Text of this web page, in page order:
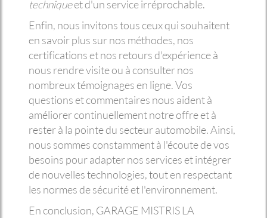
techniqueet d'un service irréprochable.
Enfin, nous invitons tous ceux qui souhaitent
en savoir plus sur nos méthodes, nos
certifications et nos retours d'expérience à
nous rendre visite ou à consulter nos
nombreux témoignages en ligne. Vos
questions et commentaires nous aident à
améliorer continuellement notre offre et à
rester à la pointe du secteur automobile. Ainsi,
nous sommes constamment à l'écoute de vos
besoins pour adapter nos services et intégrer
de nouvelles technologies, tout en respectant
les normes de sécurité et l'environnement.
En conclusion, GARAGE MISTRIS LA